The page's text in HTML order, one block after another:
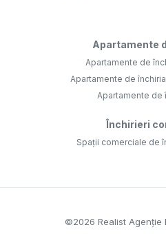
Apartamente
Apartamente de
Apartamente de
Apartamente de
Închirieri
Spații comerciale de
©2026 Realist Agenție